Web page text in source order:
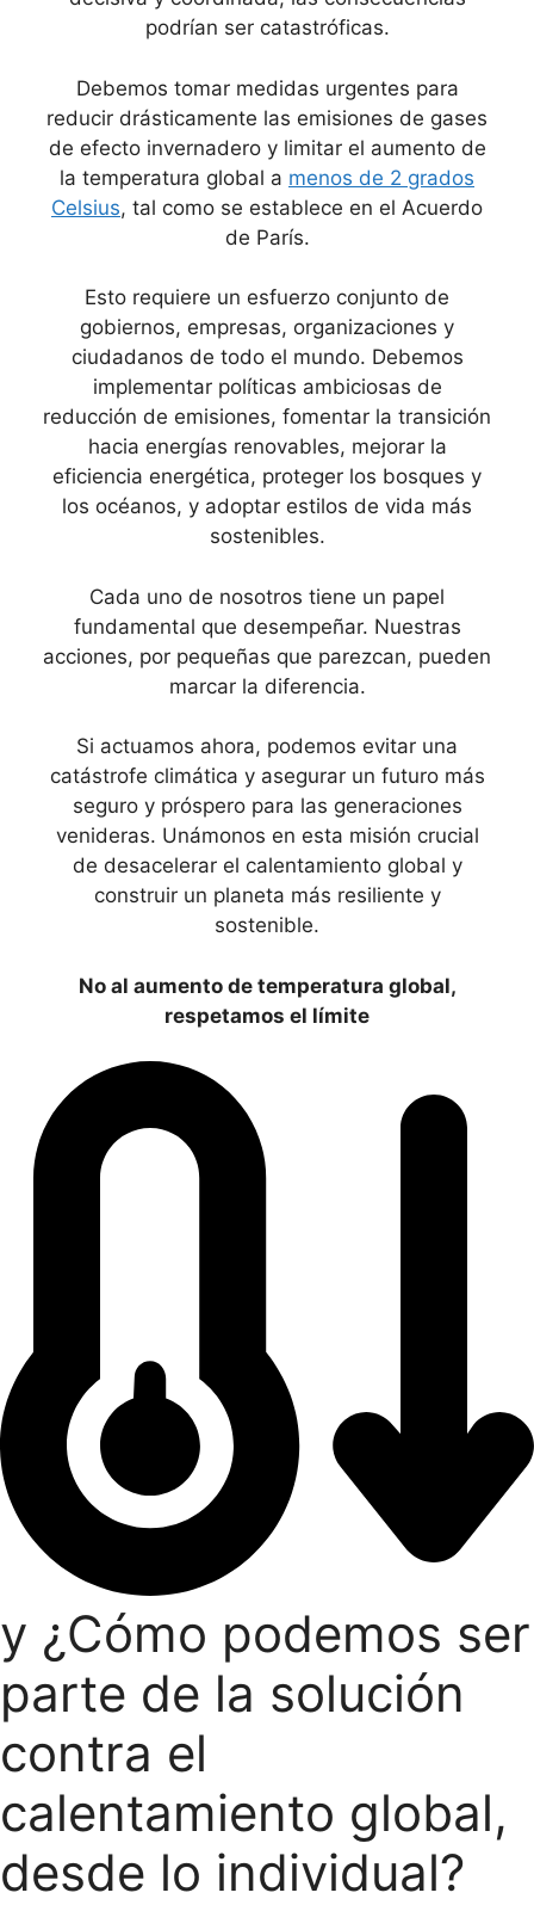
podrían ser catastróficas.
Debemos tomar medidas urgentes para
reducir drásticamente las emisiones de gases
de efecto invernadero y limitar el aumento de
la temperatura global a menos de 2 grados
Celsius, tal como se establece en el Acuerdo
de París.
Esto requiere un esfuerzo conjunto de
gobiernos, empresas, organizaciones y
ciudadanos de todo el mundo. Debemos
implementar políticas ambiciosas de
reducción de emisiones, fomentar la transición
hacia energías renovables, mejorar la
eficiencia energética, proteger los bosques y
los océanos, y adoptar estilos de vida más
sostenibles.
Cada uno de nosotros tiene un papel
fundamental que desempeñar. Nuestras
acciones, por pequeñas que parezcan, pueden
marcar la diferencia.
Si actuamos ahora, podemos evitar una
catástrofe climática y asegurar un futuro más
seguro y próspero para las generaciones
venideras. Unámonos en esta misión crucial
de desacelerar el calentamiento global y
construir un planeta más resiliente y
sostenible.
No al aumento de temperatura global,
respetamos el límite
y ¿Cómo podemos ser
parte de la solución
contra el
calentamiento global,
desde lo individual?